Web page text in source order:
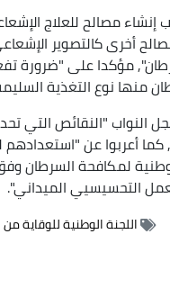
مصالح للعلاج
أخرى كالتصوير
مؤكدا على "ضرورة
منها نوع التغذية
"النقائص التي
كما أعربوا عن
لمكافحة السرطان
التحسيسيي الميداني".
اللجنة الوطنية للوقاية